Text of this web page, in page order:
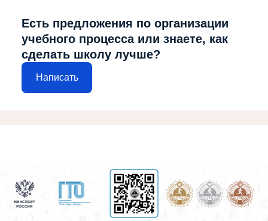
Есть предложения по организации
учебного процесса или знаете, как
сделать школу лучше?
Написать